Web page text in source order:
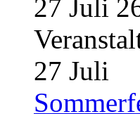
27 Juli
27 Juli